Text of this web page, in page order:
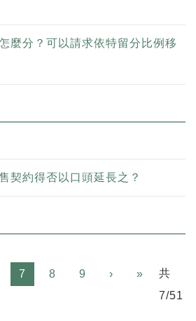
麼分？可以請求依特留分比例移
契約得否以口頭延長之？
7 8 9 › » Next
共
7/51